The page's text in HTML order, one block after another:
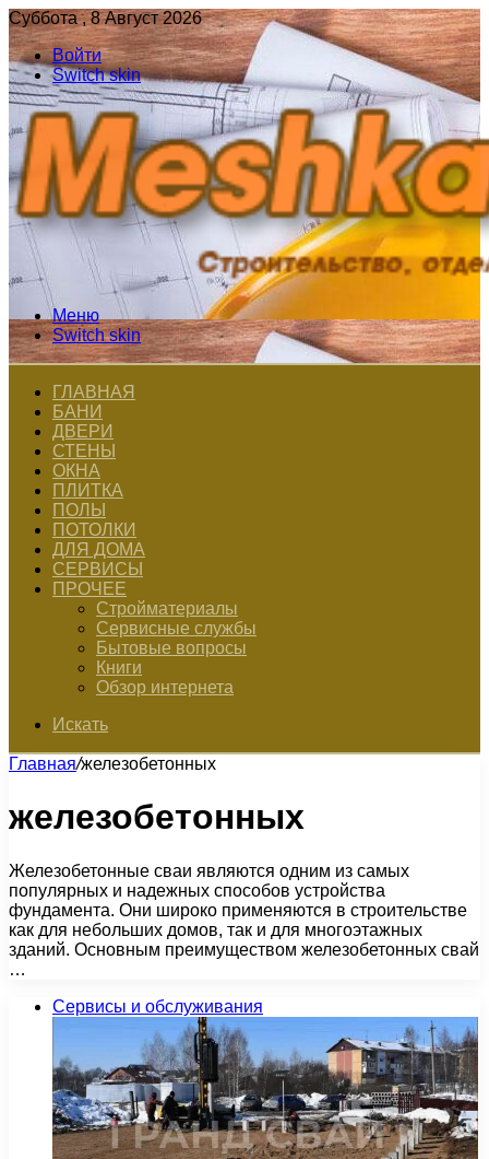
Суббота , 8 Август 2026
Войти
Switch skin
Меню
Switch skin
ГЛАВНАЯ
БАНИ
ДВЕРИ
СТЕНЫ
ОКНА
ПЛИТКА
ПОЛЫ
ПОТОЛКИ
ДЛЯ ДОМА
СЕРВИСЫ
ПРОЧЕЕ
Стройматериалы
Сервисные службы
Бытовые вопросы
Книги
Обзор интернета
Искать
Главная/железобетонных
железобетонных
Железобетонные сваи являются одним из самых
популярных и надежных способов устройства
фундамента. Они широко применяются в строительстве
как для небольших домов, так и для многоэтажных
зданий. Основным преимуществом железобетонных свай
…
Сервисы и обслуживания